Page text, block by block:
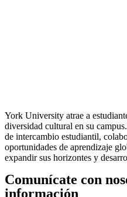
York University atrae a
diversidad cultural en su
de intercambio estudiantil,
oportunidades de aprendizaje
expandir sus horizontes y
Comunícate con
información